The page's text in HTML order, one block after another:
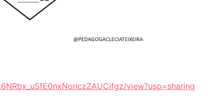
view?usp=sharing